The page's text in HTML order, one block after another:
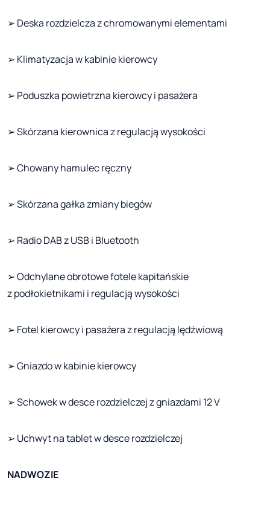
➢ Deska rozdzielcza z chromowanymi elementami
➢ Klimatyzacja w kabinie kierowcy
➢ Poduszka powietrzna kierowcy i pasażera
➢ Skórzana kierownica z regulacją wysokości
➢ Chowany hamulec ręczny
➢ Skórzana gałka zmiany biegów
➢ Radio DAB z USB i Bluetooth
➢ Odchylane obrotowe fotele kapitańskie
z podłokietnikami i regulacją wysokości
➢ Fotel kierowcy i pasażera z regulacją lędźwiową
➢ Gniazdo w kabinie kierowcy
➢ Schowek w desce rozdzielczej z gniazdami 12 V
➢ Uchwyt na tablet w desce rozdzielczej
NADWOZIE